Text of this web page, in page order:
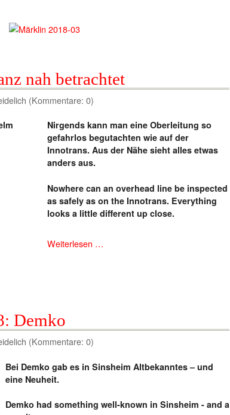
nah betrachtet
(Kommentare: 0)
Nirgends kann man eine Oberleitung so
gefahrlos begutachten wie auf der
Innotrans. Aus der Nähe sieht alles etwas
anders aus.
Nowhere can an overhead line be inspected
as safely as on the Innotrans. Everything
looks a little different up close.
Weiterlesen …
Demko
(Kommentare: 0)
Bei Demko gab es in Sinsheim Altbekanntes – und
eine Neuheit.
Demko had something well-known in Sinsheim - and a